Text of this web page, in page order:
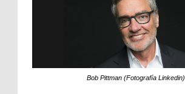
Bob Pittman (Fotografía Linkedin)